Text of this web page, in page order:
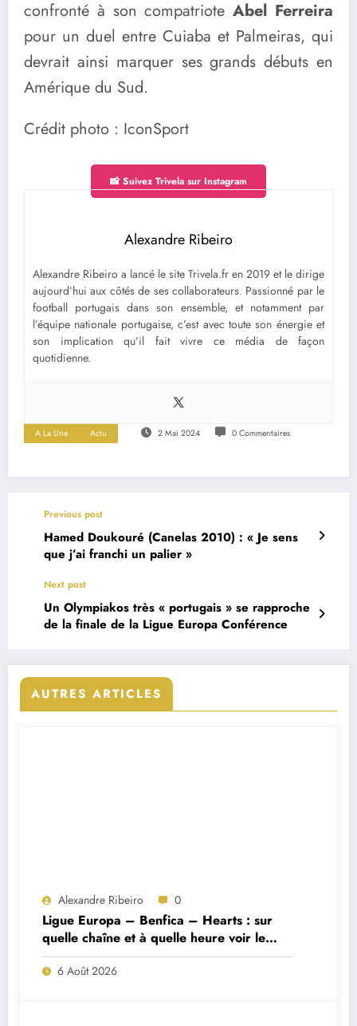
confronté à son compatrioteAbel Ferreira
pour un duel entre Cuiaba et Palmeiras, qui
devrait ainsi marquer ses grands débuts en
Amérique du Sud.
Crédit photo : IconSport
📸 Suivez Trivela sur Instagram
Alexandre Ribeiro
Alexandre Ribeiro a lancé le site Trivela.fr en 2019 et le dirige
aujourd’hui aux côtés de ses collaborateurs. Passionné par le
football portugais dans son ensemble, et notamment par
l’équipe nationale portugaise, c’est avec toute son énergie et
son implication qu’il fait vivre ce média de façon
quotidienne.
A La Une Actu 2 Mai 2024 0 Commentaires
Previous post
Hamed Doukouré (Canelas 2010) : « Je sens
que j’ai franchi un palier »
Next post
Un Olympiakos très « portugais » se rapproche
de la finale de la Ligue Europa Conférence
AUTRES ARTICLES
Alexandre Ribeiro 0
Ligue Europa – Benfica – Hearts : sur
quelle chaîne et à quelle heure voir le
match ?
6 Août 2026